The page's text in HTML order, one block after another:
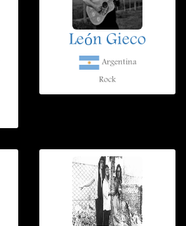
León Gieco
Argentina
Rock